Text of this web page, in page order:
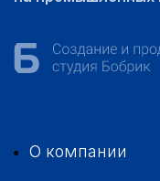
О компании